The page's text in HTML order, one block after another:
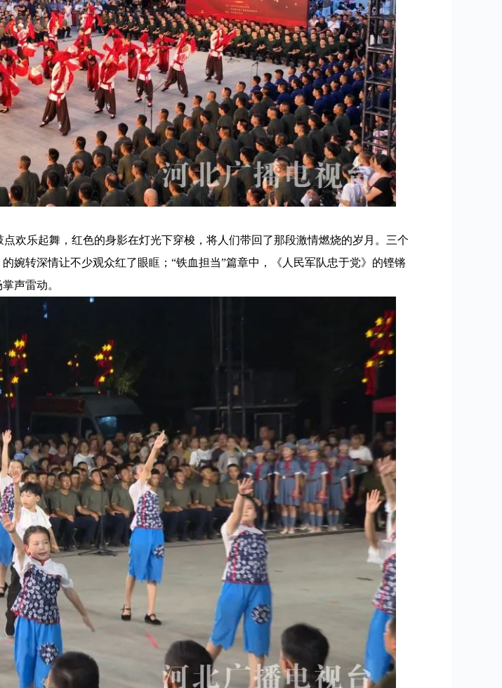
欢乐起舞，红色的身影在灯光下穿梭，将人们带回了那段激情燃烧的岁月。三个
婉转深情让不少观众红了眼眶；“铁血担当”篇章中，《人民军队忠于党》的铿锵
声雷动。